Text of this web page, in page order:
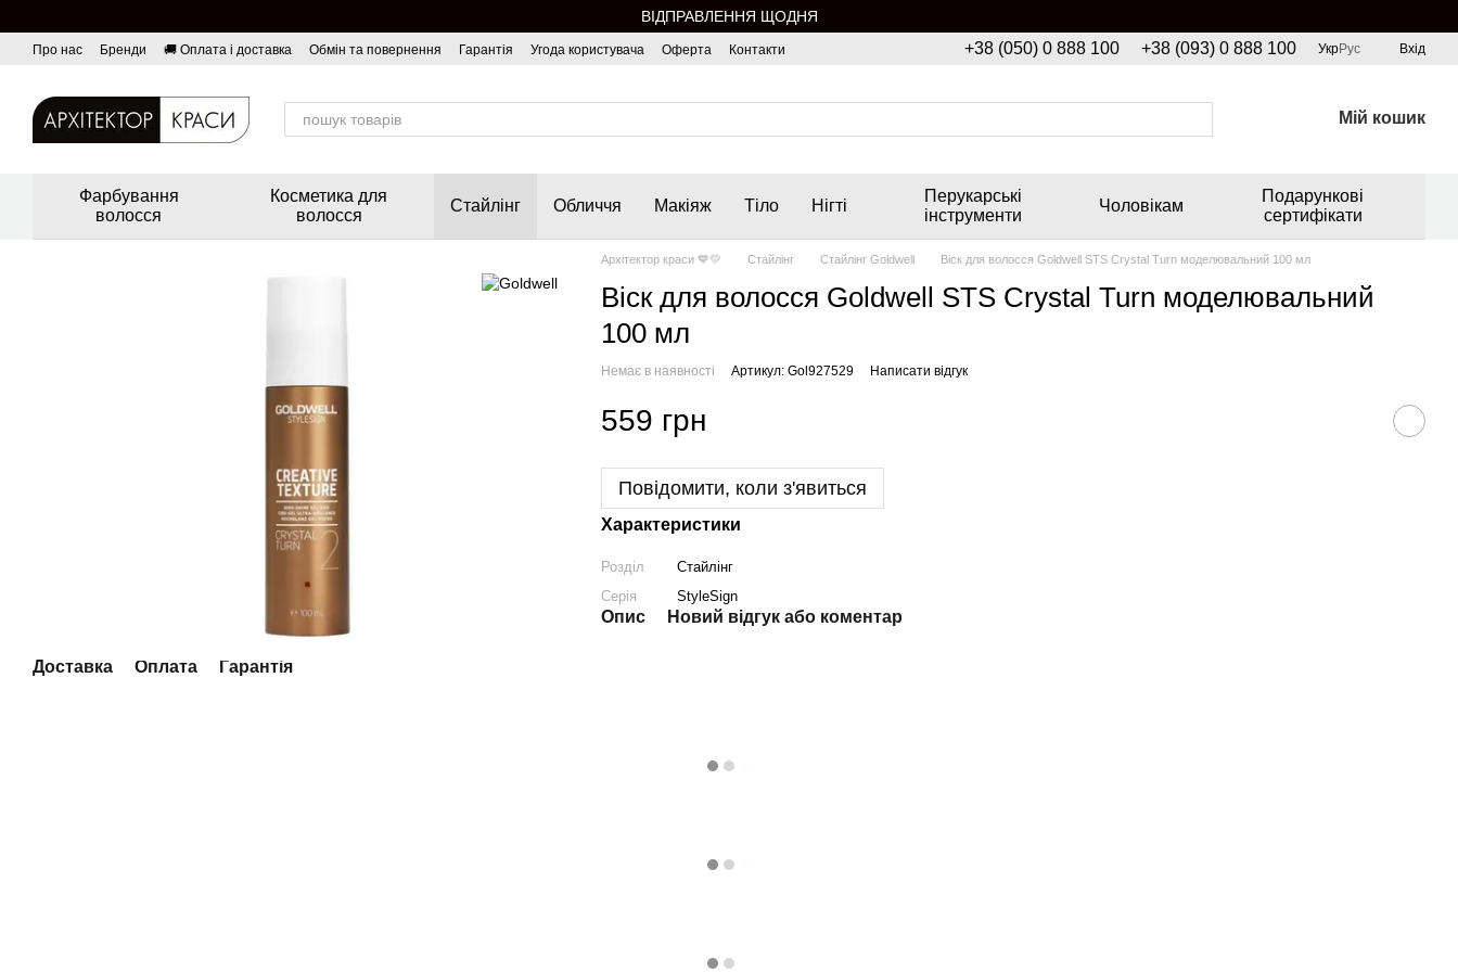
ВІДПРАВЛЕННЯ ЩОДНЯ
Про нас Бренди 🚚 Оплата і доставка Обмін та повернення Гарантія Угода користувача Оферта Контакти +38 (050) 0 888 100 +38 (093) 0 888 100 УкрРус Вхід
Мій кошик
Фарбування
волосся
Косметика для
волосся
Стайлінг Обличчя Макіяж Тіло Нігті
Перукарські
інструменти
Чоловікам
Подарункові
сертифікати
Доставка Оплата Гарантія
Архітектор краси 💙💛 Стайлінг Стайлінг Goldwell Віск для волосся Goldwell STS Crystal Turn моделювальний 100 мл
Віск для волосся Goldwell STS Crystal Turn моделювальний
100 мл
Немає в наявності Артикул: Gol927529 Написати відгук
559 грн
Повідомити, коли з'явиться
Характеристики
Розділ
Стайлінг
Серія
StyleSign
Опис Новий відгук або коментар